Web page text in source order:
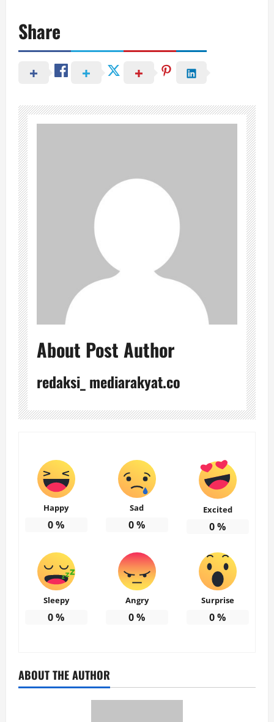
Share
About Post Author
redaksi_ mediarakyat.co
Happy
0%
Sad
0%
Excited
0%
Sleepy
0%
Angry
0%
Surprise
0%
ABOUT THE AUTHOR